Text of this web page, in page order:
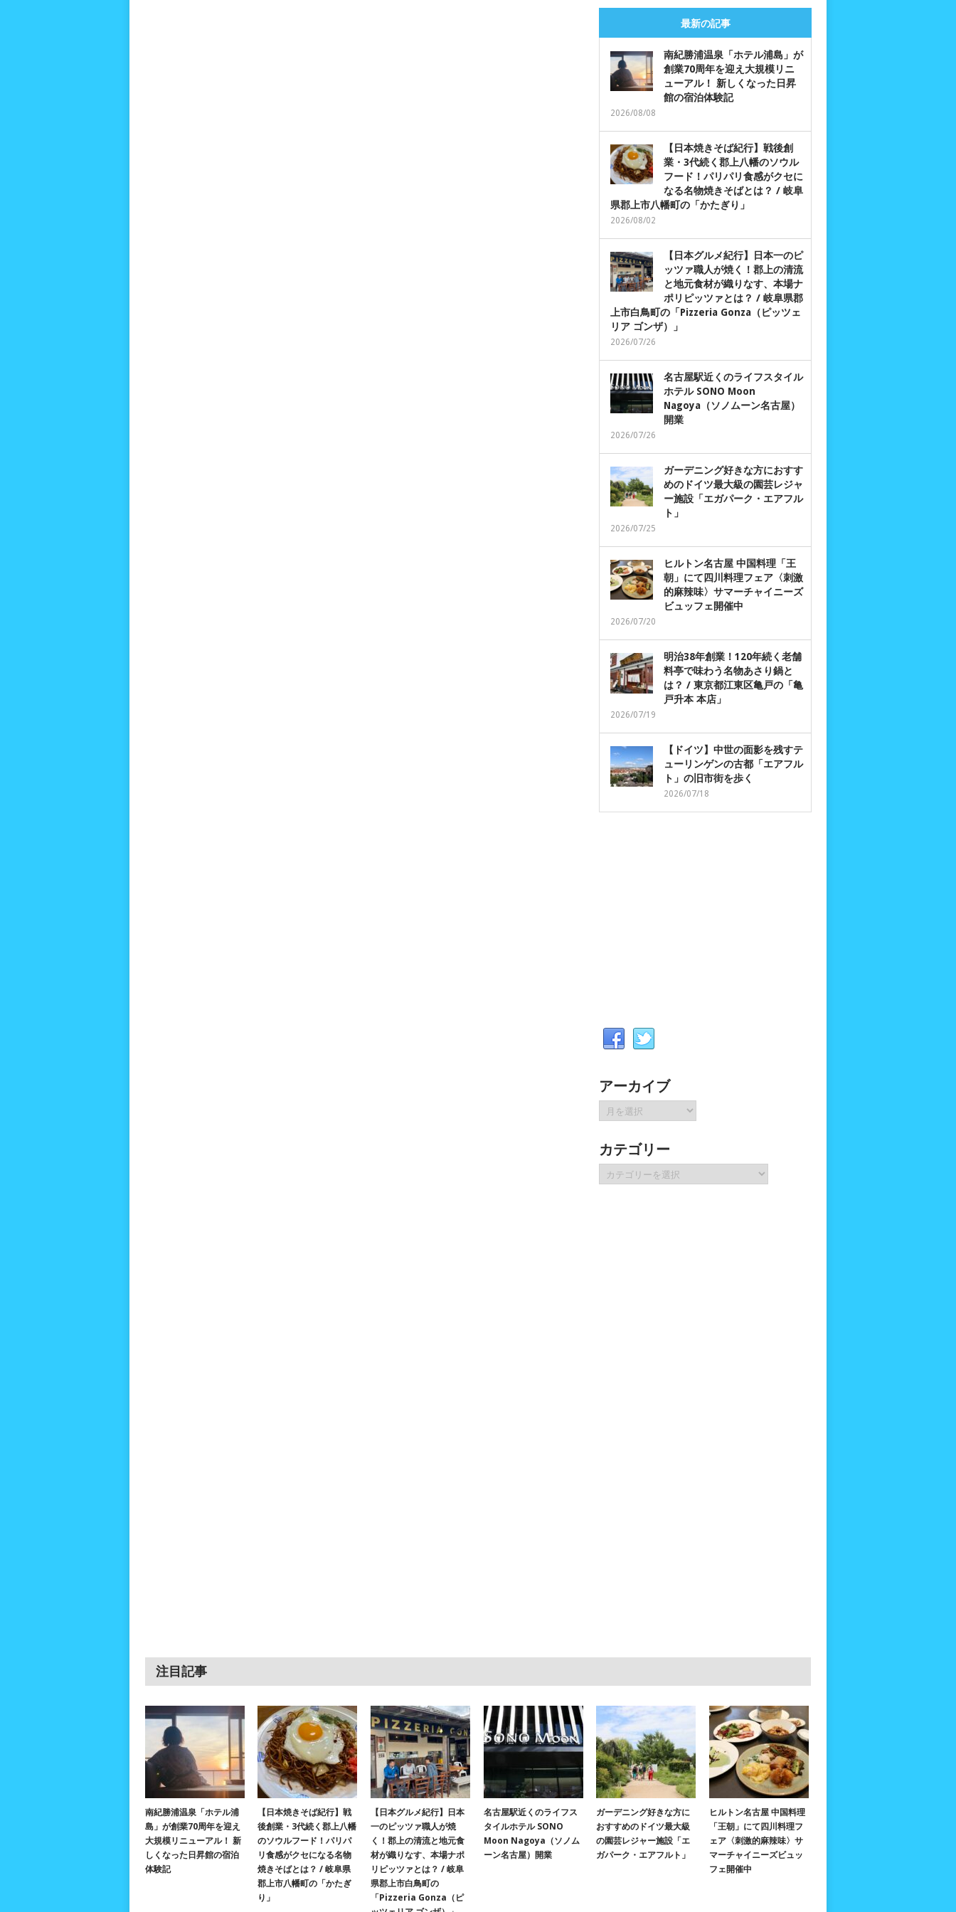
最新の記事
南紀勝浦温泉「ホテル浦島」が
創業70周年を迎え大規模リニ
ューアル！ 新しくなった日昇
館の宿泊体験記
2026/08/08
【日本焼きそば紀行】戦後創
業・3代続く郡上八幡のソウル
フード！パリパリ食感がクセに
なる名物焼きそばとは？ / 岐阜
県郡上市八幡町の「かたぎり」
2026/08/02
【日本グルメ紀行】日本一のピ
ッツァ職人が焼く！郡上の清流
と地元食材が織りなす、本場ナ
ポリピッツァとは？ / 岐阜県郡
上市白鳥町の「Pizzeria Gonza（ピッツェ
リア ゴンザ）」
2026/07/26
名古屋駅近くのライフスタイル
ホテル SONO Moon
Nagoya（ソノムーン名古屋）
開業
2026/07/26
ガーデニング好きな方におすす
めのドイツ最大級の園芸レジャ
ー施設「エガパーク・エアフル
ト」
2026/07/25
ヒルトン名古屋 中国料理「王
朝」にて四川料理フェア〈刺激
的麻辣味〉サマーチャイニーズ
ビュッフェ開催中
2026/07/20
明治38年創業！120年続く老舗
料亭で味わう名物あさり鍋と
は？ / 東京都江東区亀戸の「亀
戸升本 本店」
2026/07/19
【ドイツ】中世の面影を残すテ
ューリンゲンの古都「エアフル
ト」の旧市街を歩く
2026/07/18
アーカイブ
ア
ー
イ
ブ
カテゴリー
テ
注目記事
南紀勝浦温泉「ホテル浦
島」が創業70周年を迎え
大規模リニューアル！ 新
しくなった日昇館の宿泊
体験記
【日本焼きそば紀行】戦
後創業・3代続く郡上八幡
のソウルフード！パリパ
リ食感がクセになる名物
焼きそばとは？ / 岐阜県
郡上市八幡町の「かたぎ
り」
【日本グルメ紀行】日本
一のピッツァ職人が焼
く！郡上の清流と地元食
材が織りなす、本場ナポ
リピッツァとは？ / 岐阜
県郡上市白鳥町の
「Pizzeria Gonza（ピ
名古屋駅近くのライフス
タイルホテル SONO
Moon Nagoya（ソノム
ーン名古屋）開業
ガーデニング好きな方に
おすすめのドイツ最大級
の園芸レジャー施設「エ
ガパーク・エアフルト」
ヒルトン名古屋 中国料理
「王朝」にて四川料理フ
ェア〈刺激的麻辣味〉サ
マーチャイニーズビュッ
フェ開催中